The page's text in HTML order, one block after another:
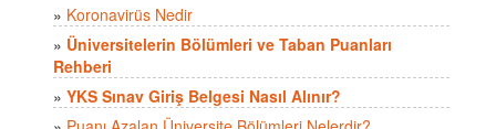
» Koronavirüs Nedir
» Üniversitelerin Bölümleri ve Taban Puanları
Rehberi
» YKS Sınav Giriş Belgesi Nasıl Alınır?